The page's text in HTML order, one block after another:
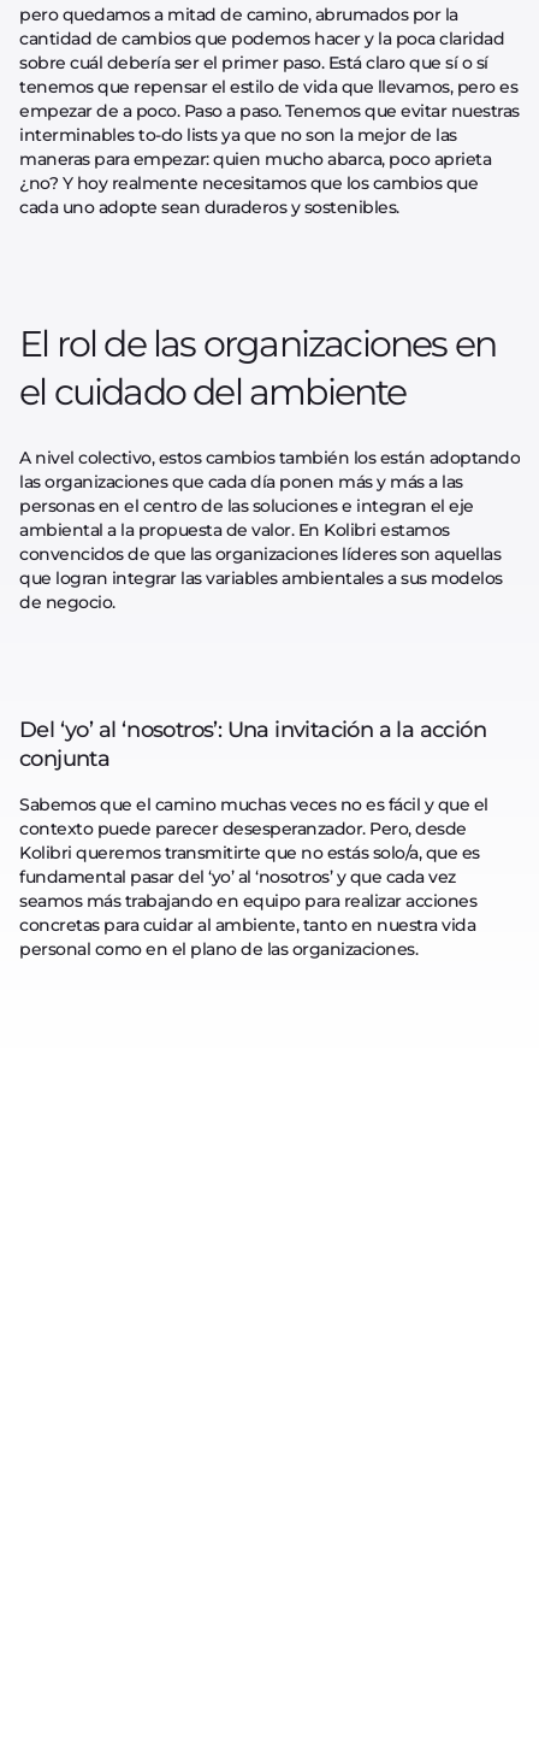
pero quedamos a mitad de camino, abrumados por la
cantidad de cambios que podemos hacer y la poca claridad
sobre cuál debería ser el primer paso. Está claro que sí o sí
tenemos que repensar el estilo de vida que llevamos, pero es
empezar de a poco. Paso a paso. Tenemos que evitar nuestras
interminables to-do lists ya que no son la mejor de las
maneras para empezar: quien mucho abarca, poco aprieta
¿no? Y hoy realmente necesitamos que los cambios que
cada uno adopte sean duraderos y sostenibles.
El rol de las organizaciones en
el cuidado del ambiente
A nivel colectivo, estos cambios también los están adoptando
las organizaciones que cada día ponen más y más a las
personas en el centro de las soluciones e integran el eje
ambiental a la propuesta de valor. En Kolibri estamos
convencidos de que las organizaciones líderes son aquellas
que logran integrar las variables ambientales a sus modelos
de negocio.
Del ‘yo’ al ‘nosotros’: Una invitación a la acción
conjunta
Sabemos que el camino muchas veces no es fácil y que el
contexto puede parecer desesperanzador. Pero, desde
Kolibri queremos transmitirte que no estás solo/a, que es
fundamental pasar del ‘yo’ al ‘nosotros’ y que cada vez
seamos más trabajando en equipo para realizar acciones
concretas para cuidar al ambiente, tanto en nuestra vida
personal como en el plano de las organizaciones.